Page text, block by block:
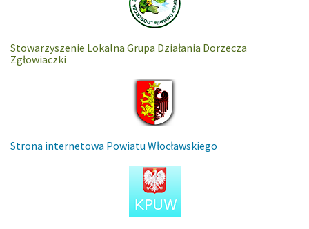
Stowarzyszenie Lokalna Grupa Działania Dorzecza
Zgłowiaczki
Strona internetowa Powiatu Włocławskiego